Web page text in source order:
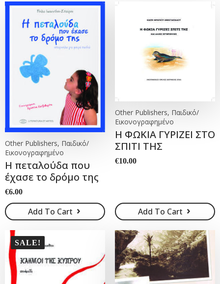
Other Publishers, Παιδικό/
Εικονογραφημένο
Η πεταλούδα που
έχασε το δρόμο της
€6.00
Add To Cart
Other Publishers, Παιδικό/
Εικονογραφημένο
Η ΦΩΚΙΑ ΓΥΡΙΖΕΙ ΣΤΟ
ΣΠΙΤΙ ΤΗΣ
€10.00
Add To Cart
SALE!